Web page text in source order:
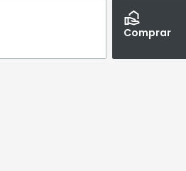
Comprar